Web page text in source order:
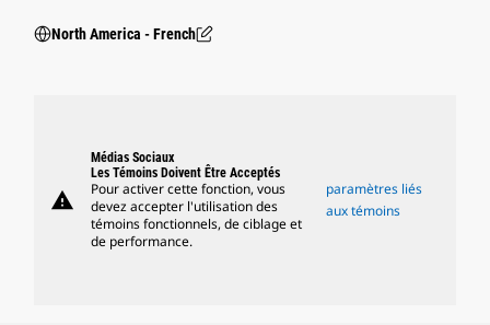
North America - French
warning
Médias Sociaux
Les Témoins Doivent Être Acceptés
Pour activer cette fonction, vous
devez accepter l'utilisation des
témoins fonctionnels, de ciblage et
de performance.
paramètres liés
aux témoins